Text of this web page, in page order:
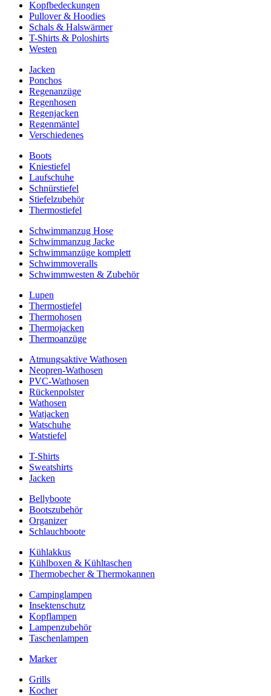
Kopfbedeckungen
Pullover & Hoodies
Schals & Halswärmer
T-Shirts & Poloshirts
Westen
Jacken
Ponchos
Regenanzüge
Regenhosen
Regenjacken
Regenmäntel
Verschiedenes
Boots
Kniestiefel
Laufschuhe
Schnürstiefel
Stiefelzubehör
Thermostiefel
Schwimmanzug Hose
Schwimmanzug Jacke
Schwimmanzüge komplett
Schwimmoveralls
Schwimmwesten & Zubehör
Lupen
Thermostiefel
Thermohosen
Thermojacken
Thermoanzüge
Atmungsaktive Wathosen
Neopren-Wathosen
PVC-Wathosen
Rückenpolster
Wathosen
Watjacken
Watschuhe
Watstiefel
T-Shirts
Sweatshirts
Jacken
Bellyboote
Bootszubehör
Organizer
Schlauchboote
Kühlakkus
Kühlboxen & Kühltaschen
Thermobecher & Thermokannen
Campinglampen
Insektenschutz
Kopflampen
Lampenzubehör
Taschenlampen
Marker
Grills
Kocher